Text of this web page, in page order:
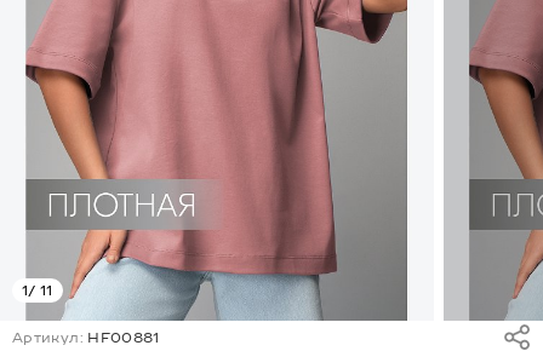
1/ 11
Артикул: HF00881